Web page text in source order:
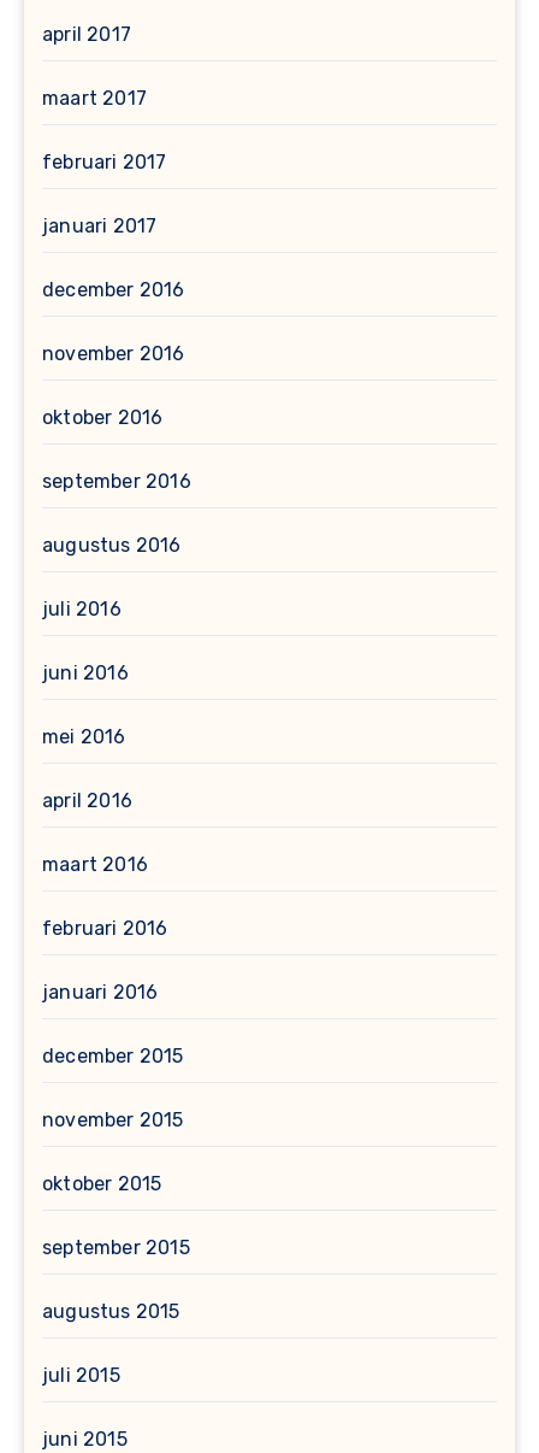
april 2017
maart 2017
februari 2017
januari 2017
december 2016
november 2016
oktober 2016
september 2016
augustus 2016
juli 2016
juni 2016
mei 2016
april 2016
maart 2016
februari 2016
januari 2016
december 2015
november 2015
oktober 2015
september 2015
augustus 2015
juli 2015
juni 2015